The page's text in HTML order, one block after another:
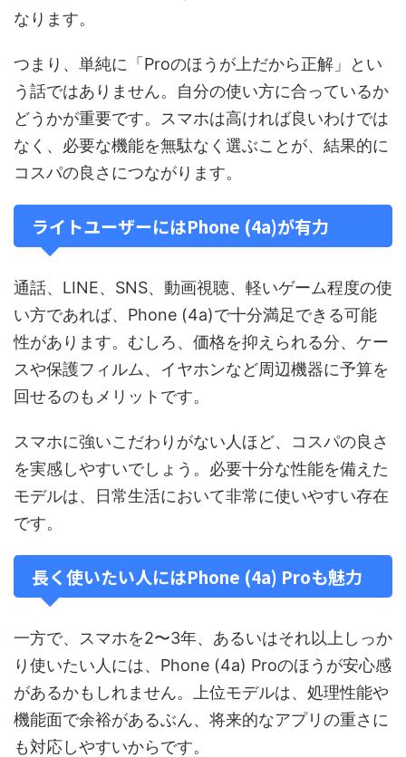
なります。
つまり、単純に「Proのほうが上だから正解」とい
う話ではありません。自分の使い方に合っているか
どうかが重要です。スマホは高ければ良いわけでは
なく、必要な機能を無駄なく選ぶことが、結果的に
コスパの良さにつながります。
ライトユーザーにはPhone (4a)が有力
通話、LINE、SNS、動画視聴、軽いゲーム程度の使
い方であれば、Phone (4a)で十分満足できる可能
性があります。むしろ、価格を抑えられる分、ケー
スや保護フィルム、イヤホンなど周辺機器に予算を
回せるのもメリットです。
スマホに強いこだわりがない人ほど、コスパの良さ
を実感しやすいでしょう。必要十分な性能を備えた
モデルは、日常生活において非常に使いやすい存在
です。
長く使いたい人にはPhone (4a) Proも魅力
一方で、スマホを2〜3年、あるいはそれ以上しっか
り使いたい人には、Phone (4a) Proのほうが安心感
があるかもしれません。上位モデルは、処理性能や
機能面で余裕があるぶん、将来的なアプリの重さに
も対応しやすいからです。